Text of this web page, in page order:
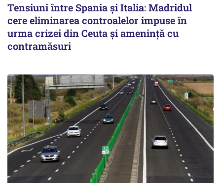
Tensiuni între Spania și Italia: Madridul
cere eliminarea controalelor impuse în
urma crizei din Ceuta și amenință cu
contramăsuri